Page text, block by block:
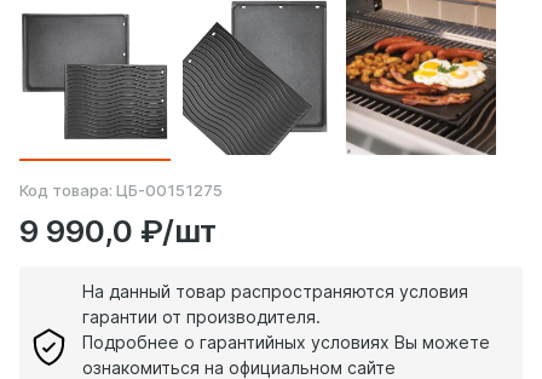
Код товара: ЦБ-00151275
9 990,0 ₽/шт
На данный товар распространяются условия
гарантии от производителя.
Подробнее о гарантийных условиях Вы можете
ознакомиться на официальном сайте